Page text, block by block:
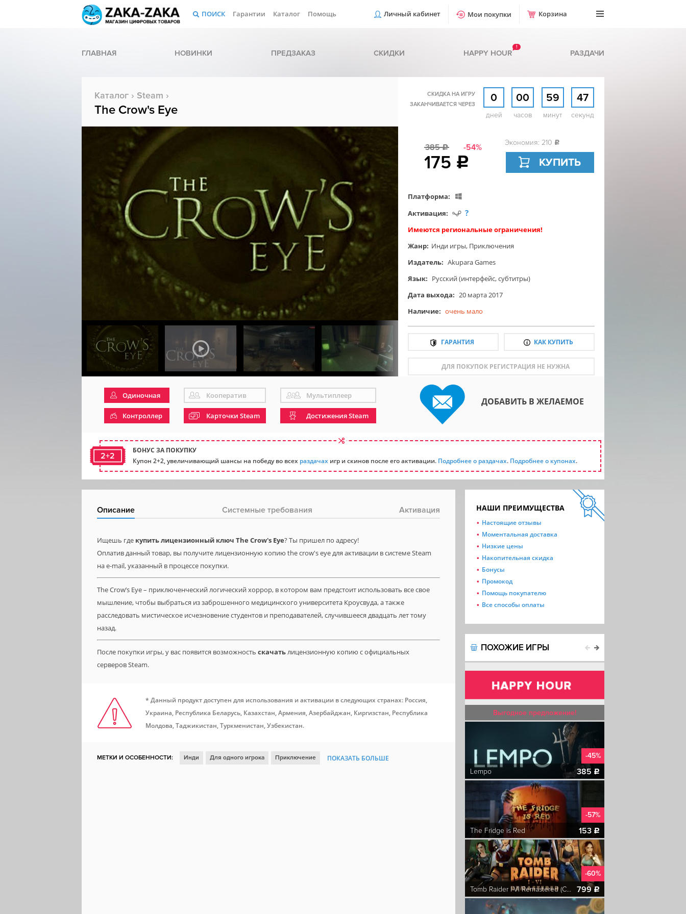
ПОИСК Гарантии Каталог Помощь Личный кабинет Мои покупки Корзина
ГЛАВНАЯ НОВИНКИ ПРЕДЗАКАЗ СКИДКИ HAPPY HOUR
!
РАЗДАЧИ
Каталог › Steam ›
The Crow's Eye
СКИДКА НА ИГРУ
ЗАКАНЧИВАЕТСЯ ЧЕРЕЗ
0
дней
00
часов
59
минут
46
секунд
385c -54%
175 c
Экономия: 210 c
КУПИТЬ
Платформа:
Активация:
?
Имеются региональные ограничения!
Жанр: Инди игры, Приключения
Издатель: Akupara Games
Язык: Русский (интерфейс, субтитры)
Дата выхода: 20 марта 2017
Наличие: очень мало
ГАРАНТИЯ КАК КУПИТЬ
ДЛЯ ПОКУПОК РЕГИСТРАЦИЯ НЕ НУЖНА
Одиночная Кооператив Мультиплеер
Контроллер Карточки Steam Достижения Steam
ДОБАВИТЬ В ЖЕЛАЕМОЕ
2+2
БОНУС ЗА ПОКУПКУ
Купон 2+2, увеличивающий шансы на победу во всех раздачах игр и скинов после его активации. Подробнее о раздачах. Подробнее о купонах.
Описание Системные требования Активация
Ищешь где купить лицензионный ключ The Crow's Eye? Ты пришел по адресу!
Оплатив данный товар, вы получите лицензионную копию the crow's eye для активации в системе Steam
на e-mail, указанный в процессе покупки.
The Crow’s Eye – приключенческий логический хоррор, в котором вам предстоит использовать все свое
мышление, чтобы выбраться из заброшенного медицинского университета Кроусвуда, а также
расследовать мистическое исчезновение студентов и преподавателей, случившееся двадцать лет тому
назад.
После покупки игры, у вас появится возможность скачатьлицензионную копию с официальных
серверов Steam.
* Данный продукт доступен для использования и активации в следующих странах: Россия,
Украина, Республика Беларусь, Казахстан, Армения, Азербайджан, Киргизстан, Республика
Молдова, Таджикистан, Туркменистан, Узбекистан.
МЕТКИ И ОСОБЕННОСТИ: Инди Для одного игрока Приключение ПОКАЗАТЬ БОЛЬШЕ
НАШИ ПРЕИМУЩЕСТВА
Настоящие отзывы
Моментальная доставка
Низкие цены
Накопительная скидка
Бонусы
Промокод
Помощь покупателю
Все способы оплаты
ПОХОЖИЕ ИГРЫ
Выгодное предложение!
-45%
Lempo
385 c
-57%
The Fridge is Red
153 c
-60%
Tomb Raider I-VI Remastered (СНГ без РФ/РБ)
799c